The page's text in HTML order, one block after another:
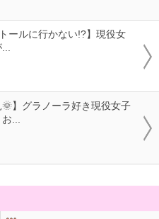
ールに行かない!?】現役女
🌞】グラノーラ好き現役女子
...